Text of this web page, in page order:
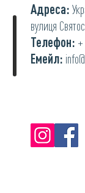
Адреса:
вулиця
Телефон:
Емейл: